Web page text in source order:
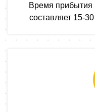
Время прибытия
составляет 15-